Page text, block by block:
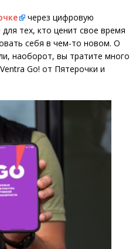
через цифровую
тех, кто ценит свое время
себя в чем-то новом. О
наоборот, вы тратите много
Go! от Пятерочки и